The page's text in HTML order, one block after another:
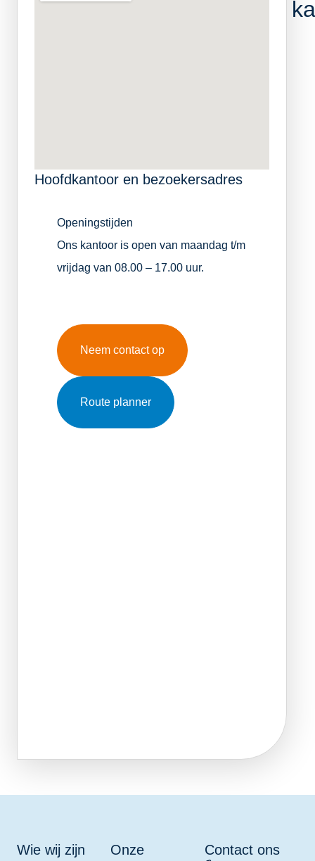
Hoofdkantoor en bezoekersadres
Openingstijden
Ons kantoor is open van maandag t/m
vrijdag van 08.00 – 17.00 uur.
Neem contact op
Route planner
Wie wij zijn
Onze
Contact ons